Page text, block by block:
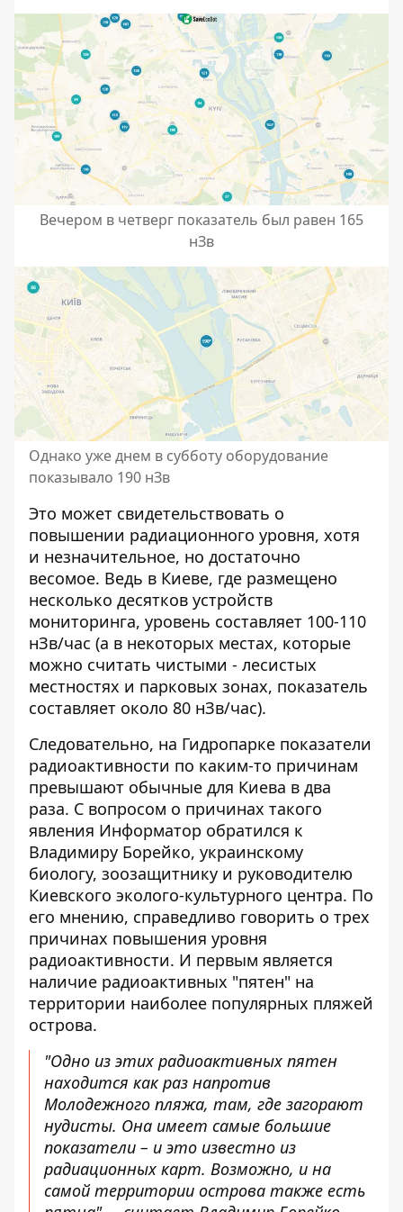
Вечером в четверг показатель был равен 165
нЗв
Однако уже днем ​​в субботу оборудование
показывало 190 нЗв
Это может свидетельствовать о
повышении радиационного уровня, хотя
и незначительное, но достаточно
весомое. Ведь в Киеве, где размещено
несколько десятков устройств
мониторинга, уровень составляет 100-110
нЗв/час (а в некоторых местах, которые
можно считать чистыми - лесистых
местностях и парковых зонах, показатель
составляет около 80 нЗв/час).
Следовательно, на Гидропарке показатели
радиоактивности по каким-то причинам
превышают обычные для Киева в два
раза. С вопросом о причинах такого
явления Информатор обратился к
Владимиру Борейко, украинскому
биологу, зоозащитнику и руководителю
Киевского эколого-культурного центра. По
его мнению, справедливо говорить о трех
причинах повышения уровня
радиоактивности. И первым является
наличие радиоактивных "пятен" на
территории наиболее популярных пляжей
острова.
"Одно из этих радиоактивных пятен
находится как раз напротив
Молодежного пляжа, там, где загорают
нудисты. Она имеет самые большие
показатели – и это известно из
радиационных карт. Возможно, и на
самой территории острова также есть